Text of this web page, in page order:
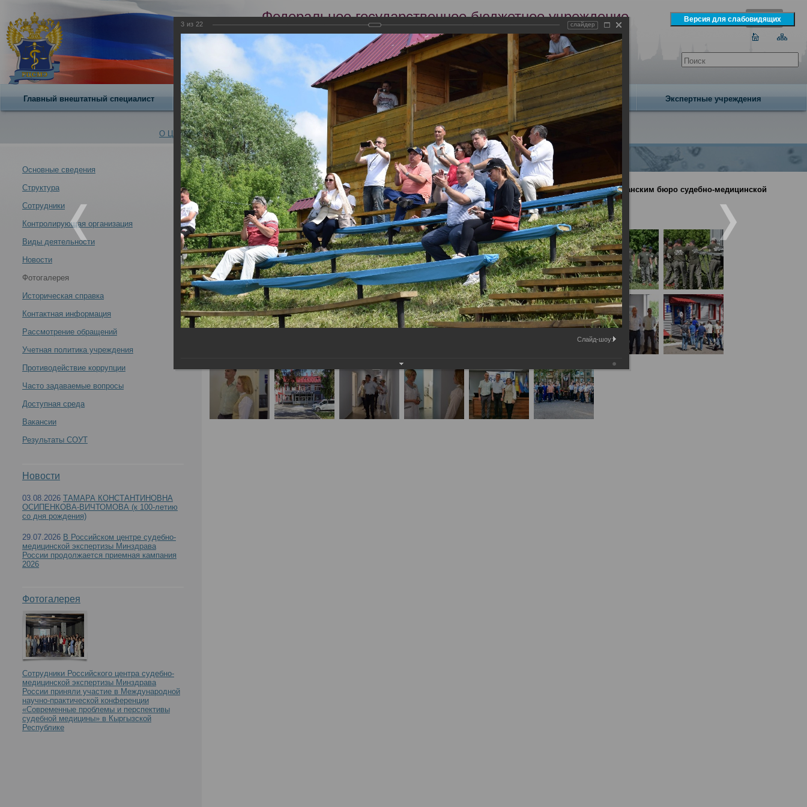
Федеральное государственное бюджетное учреждение
Российский центр судебно-медицинской экспертизы
Минздрава России
Сегодня 7 августа 2026 года
Главный внештатный специалист О центре Научная деятельность Экспертиза Образование Издательство Экспертные учреждения
О Центре -
Новости -
Участие сотрудников РЦСМЭ в тактико-специальных
учениях по ликвидации ЧС, проведенных
Республиканским бюро судебно-медицинской
экспертизы Минздрава Чувашской Республики
Участие сотрудников РЦСМЭ в тактико-специальных учениях по ликвидации ЧС, проведенных Республиканским бюро судебно-медицинской
Основные сведения
Структура
Сотрудники
Контролирующая организация
Виды деятельности
Новости
Фотогалерея
Историческая справка
Контактная информация
Рассмотрение обращений
Учетная политика учреждения
Противодействие коррупции
Часто задаваемые вопросы
Доступная среда
Вакансии
Результаты СОУТ
Новости
03.08.2026 ТАМАРА КОНСТАНТИНОВНА
ОСИПЕНКОВА-ВИЧТОМОВА (к 100-летию
со дня рождения)
29.07.2026 В Российском центре судебно-
медицинской экспертизы Минздрава
России продолжается приемная кампания
2026
Фотогалерея
Сотрудники Российского центра судебно-
медицинской экспертизы Минздрава
России приняли участие в Международной
научно-практической конференции
«Современные проблемы и перспективы
судебной медицины» в Кыргызской
Республике
Альбомы
Участие сотрудников РЦСМЭ в тактико-специальных учениях по ликвидации ЧС, проведенных Республиканским бюро судебно-медицинской
экспертизы Минздрава Чувашской Республики 15.06.2024
19.06.2024
3 из 22 слайдер
Слайд-шоу: